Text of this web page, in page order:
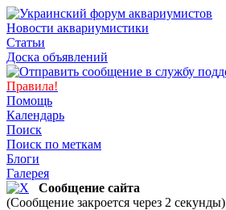
Новости аквариумистики
Статьи
Доска объявлений
Правила!
Помощь
Календарь
Поиск
Поиск по меткам
Блоги
Галерея
Сообщение сайта
(Сообщение закроется через 2 секунды)